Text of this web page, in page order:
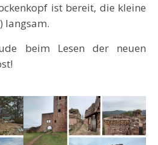
ist bereit, die kleine
langsam.
beim Lesen der neuen